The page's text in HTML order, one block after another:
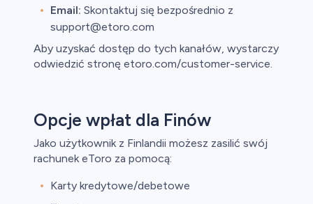
Email: Skontaktuj się bezpośrednio z
support@etoro.com
Aby uzyskać dostęp do tych kanałów, wystarczy
odwiedzić stronę etoro.com/customer-service.
Opcje wpłat dla Finów
Jako użytkownik z Finlandii możesz zasilić swój
rachunek eToro za pomocą:
Karty kredytowe/debetowe